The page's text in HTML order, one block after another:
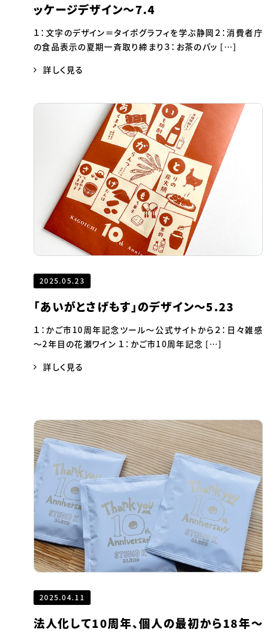
ッケージデザイン～7.4
１：文字のデザイン＝タイポグラフィを学ぶ静岡２：消費者庁
の食品表示の夏期一斉取り締まり３：お茶のパッ […]
詳しく見る
2025.05.23
「あいがとさげもす」のデザイン～5.23
１：かご市10周年記念ツール～公式サイトから２：日々雑感
～2年目の花瀬ワイン １：かご市10周年記念 […]
詳しく見る
2025.04.11
法人化して10周年、個人の最初から18年～